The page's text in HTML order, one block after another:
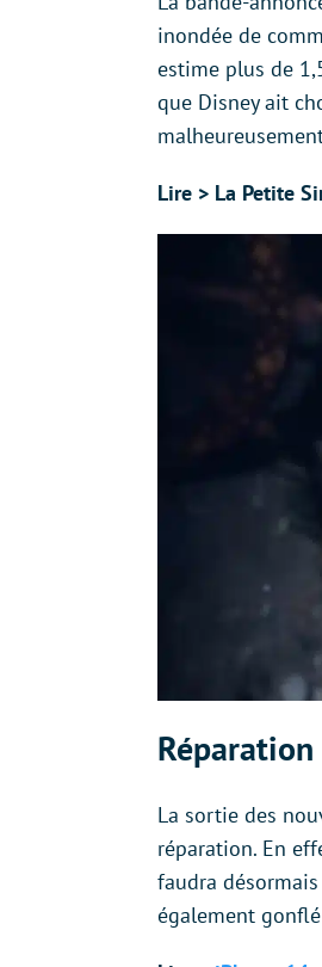
inondée de
estime plus de
que Disney ait
Lire > La Petite
La sortie des
réparation. En
faudra
également